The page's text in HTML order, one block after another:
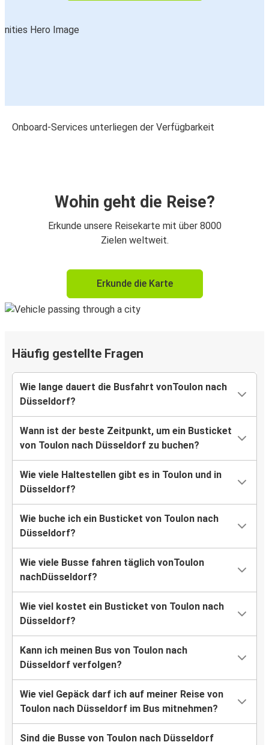
Onboard-Services unterliegen der Verfügbarkeit
Wohin geht die Reise?
Erkunde unsere Reisekarte mit über 8000
Zielen weltweit.
Erkunde die Karte
Häufig gestellte Fragen
Wie lange dauert die Busfahrt vonToulon nach
Düsseldorf?
Wann ist der beste Zeitpunkt, um ein Busticket
von Toulon nach Düsseldorf zu buchen?
Wie viele Haltestellen gibt es in Toulon und in
Düsseldorf?
Wie buche ich ein Busticket von Toulon nach
Düsseldorf?
Wie viele Busse fahren täglich vonToulon
nachDüsseldorf?
Wie viel kostet ein Busticket von Toulon nach
Düsseldorf?
Kann ich meinen Bus von Toulon nach
Düsseldorf verfolgen?
Wie viel Gepäck darf ich auf meiner Reise von
Toulon nach Düsseldorf im Bus mitnehmen?
Sind die Busse von Toulon nach Düsseldorf